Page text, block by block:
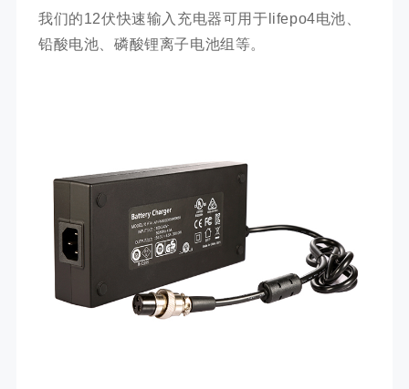
我们的12伏快速输入充电器可用于lifepo4电池、
铅酸电池、磷酸锂离子电池组等。